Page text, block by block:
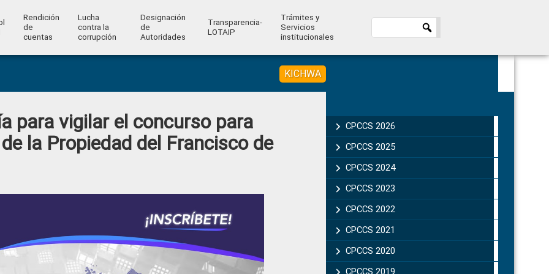
Rendición
de
cuentas
Lucha
contra la
corrupción
Designación
de
Autoridades
Transparencia-
LOTAIP
Trámites y
Servicios
institucionales
KICHWA
para vigilar el concurso para
la Propiedad del Francisco de
Sidebar
CPCCS 2026
CPCCS 2025
CPCCS 2024
CPCCS 2023
CPCCS 2022
CPCCS 2021
CPCCS 2020
CPCCS 2019 .